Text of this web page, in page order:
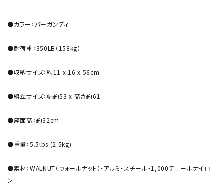
●カラー：バーガンディ
●耐荷重：350LB（158kg）
●収納サイズ：約11 x 16 x 56cm
●組立サイズ：幅約53 x 高さ約61
●座面高：約32cm
●重量：5.5lbs (2.5kg)
●素材：WALNUT（ウォールナット）・アルミ・スチール・1,000デニールナイロ
ン